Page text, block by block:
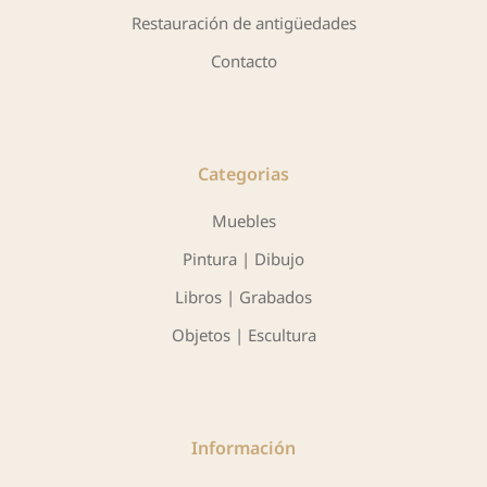
Restauración de antigüedades
Contacto
Categorias
Muebles
Pintura | Dibujo
Libros | Grabados
Objetos | Escultura
Información